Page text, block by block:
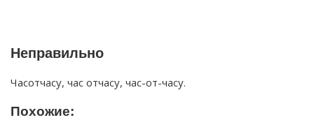
Неправильно
Часотчасу, час отчасу, час-от-часу.
Похожие: